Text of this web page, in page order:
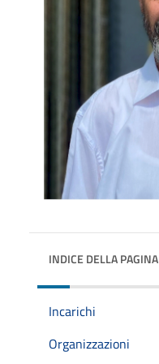
INDICE DELLA PAGINA
Incarichi
Organizzazioni